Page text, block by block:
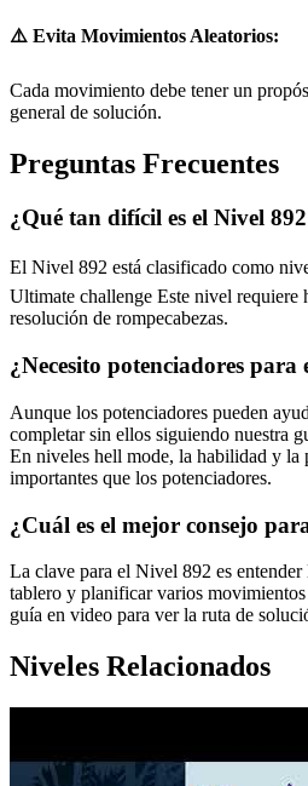
⚠️ Evita Movimientos Aleatorios:
Cada movimiento debe tener un
general de solución.
Preguntas Frecuentes
¿Qué tan difícil es el Nivel
El Nivel 892 está clasificado como
Ultimate challenge Este nivel requiere
resolución de rompecabezas.
¿Necesito potenciadores para
Aunque los potenciadores pueden
completar sin ellos siguiendo nuestra
En niveles hell mode, la habilidad y la
importantes que los potenciadores.
¿Cuál es el mejor consejo
La clave para el Nivel 892 es
tablero y planificar varios
guía en video para ver la ruta de
Niveles Relacionados